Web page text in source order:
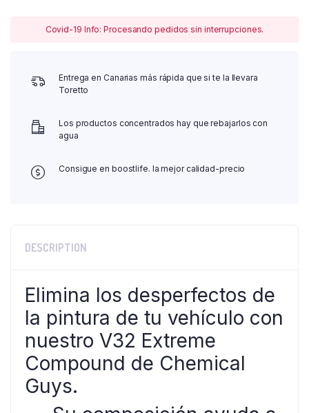
Covid-19 Info: Procesando pedidos sin interrupciones.
Entrega en Canarias más rápida que si te la llevara
Toretto
Los productos concentrados hay que rebajarlos con
agua
Consigue en boostlife. la mejor calidad-precio
DESCRIPTION
Elimina los desperfectos de
la pintura de tu vehículo con
nuestro V32 Extreme
Compound de Chemical
Guys.